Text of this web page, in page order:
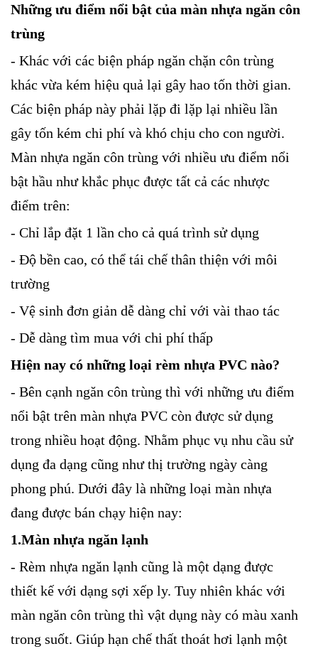
Những ưu điểm nổi bật của màn nhựa ngăn côn
trùng
- Khác với các biện pháp ngăn chặn côn trùng
khác vừa kém hiệu quả lại gây hao tốn thời gian.
Các biện pháp này phải lặp đi lặp lại nhiều lần
gây tốn kém chi phí và khó chịu cho con người.
Màn nhựa ngăn côn trùng với nhiều ưu điểm nổi
bật hầu như khắc phục được tất cả các nhược
điểm trên:
- Chỉ lắp đặt 1 lần cho cả quá trình sử dụng
- Độ bền cao, có thể tái chế thân thiện với môi
trường
- Vệ sinh đơn giản dễ dàng chỉ với vài thao tác
- Dễ dàng tìm mua với chi phí thấp
Hiện nay có những loại rèm nhựa PVC nào?
- Bên cạnh ngăn côn trùng thì với những ưu điểm
nổi bật trên màn nhựa PVC còn được sử dụng
trong nhiều hoạt động. Nhằm phục vụ nhu cầu sử
dụng đa dạng cũng như thị trường ngày càng
phong phú. Dưới đây là những loại màn nhựa
đang được bán chạy hiện nay:
1.Màn nhựa ngăn lạnh
- Rèm nhựa ngăn lạnh cũng là một dạng được
thiết kế với dạng sợi xếp ly. Tuy nhiên khác với
màn ngăn côn trùng thì vật dụng này có màu xanh
trong suốt. Giúp hạn chế thất thoát hơi lạnh một